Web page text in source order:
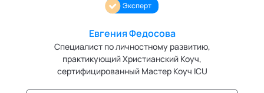
Эксперт
Евгения Федосова
Специалист по личностному развитию,
практикующий Христианский Коуч,
сертифицированный Мастер Коуч ICU